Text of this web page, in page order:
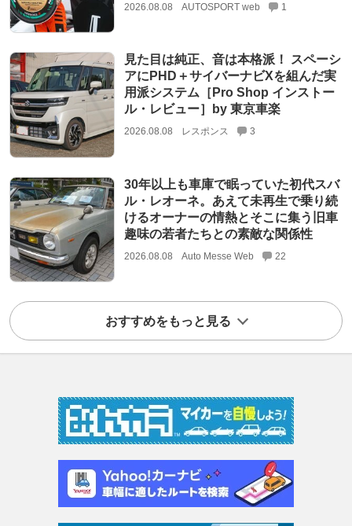
2026.08.08 AUTOSPORT web 1
見た目は純正、音は本格派！ スペーシ
アにPHD＋サイバーナビXを組んだ実
用派システム［Pro Shop インストー
ル・レビュー］by 東京車楽
2026.08.08 レスポンス 3
30年以上も車庫で眠っていた初代スバ
ル・レオーネ。あえて未再生で乗り続
けるオーナーの情熱とそこに集う旧車
趣味の若者たちとの素敵な関係性
2026.08.08 Auto Messe Web 22
おすすめをもっと見る